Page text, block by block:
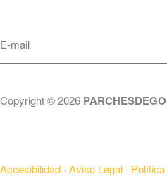
Copyright © 2026
Accesibilidad · Aviso Legal ·